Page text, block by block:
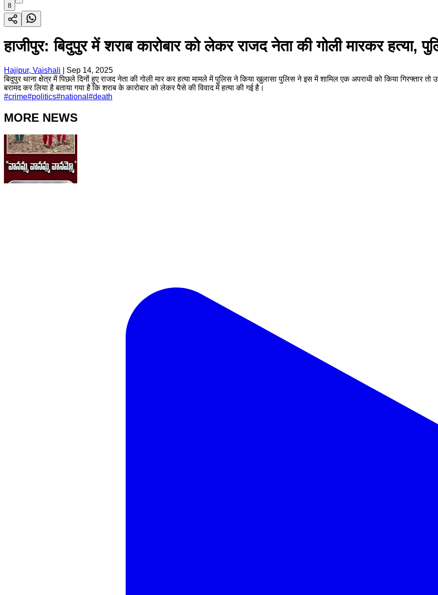
8
हाजीपुर: बिदुपुर में शराब कारोबार को लेकर राजद नेता की गोली मारकर हत्या,
Hajipur, Vaishali
Sep 14, 2025
बिदुपुर थाना क्षेत्र में पिछले दिनों हुए राजद नेता की गोली मार कर हत्या मामले में पुलिस ने किया खुलासा पुलिस ने इस में शामिल एक अपराधी को किया गिरफ्तार
बरामद कर लिया है बताया गया है कि शराब के कारोबार को लेकर पैसे की विवाद में हत्या की गई है।
#crime#politics#national #death
MORE NEWS